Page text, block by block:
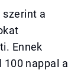
a
Ennek
100 nappal a